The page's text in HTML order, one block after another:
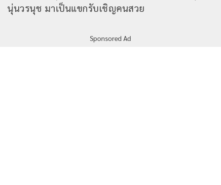
นุ่นวรนุช มาเป็นแขกรับเชิญคนสวย
Sponsored Ad